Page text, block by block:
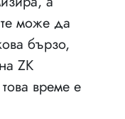
може да
бързо,
ZK
време е